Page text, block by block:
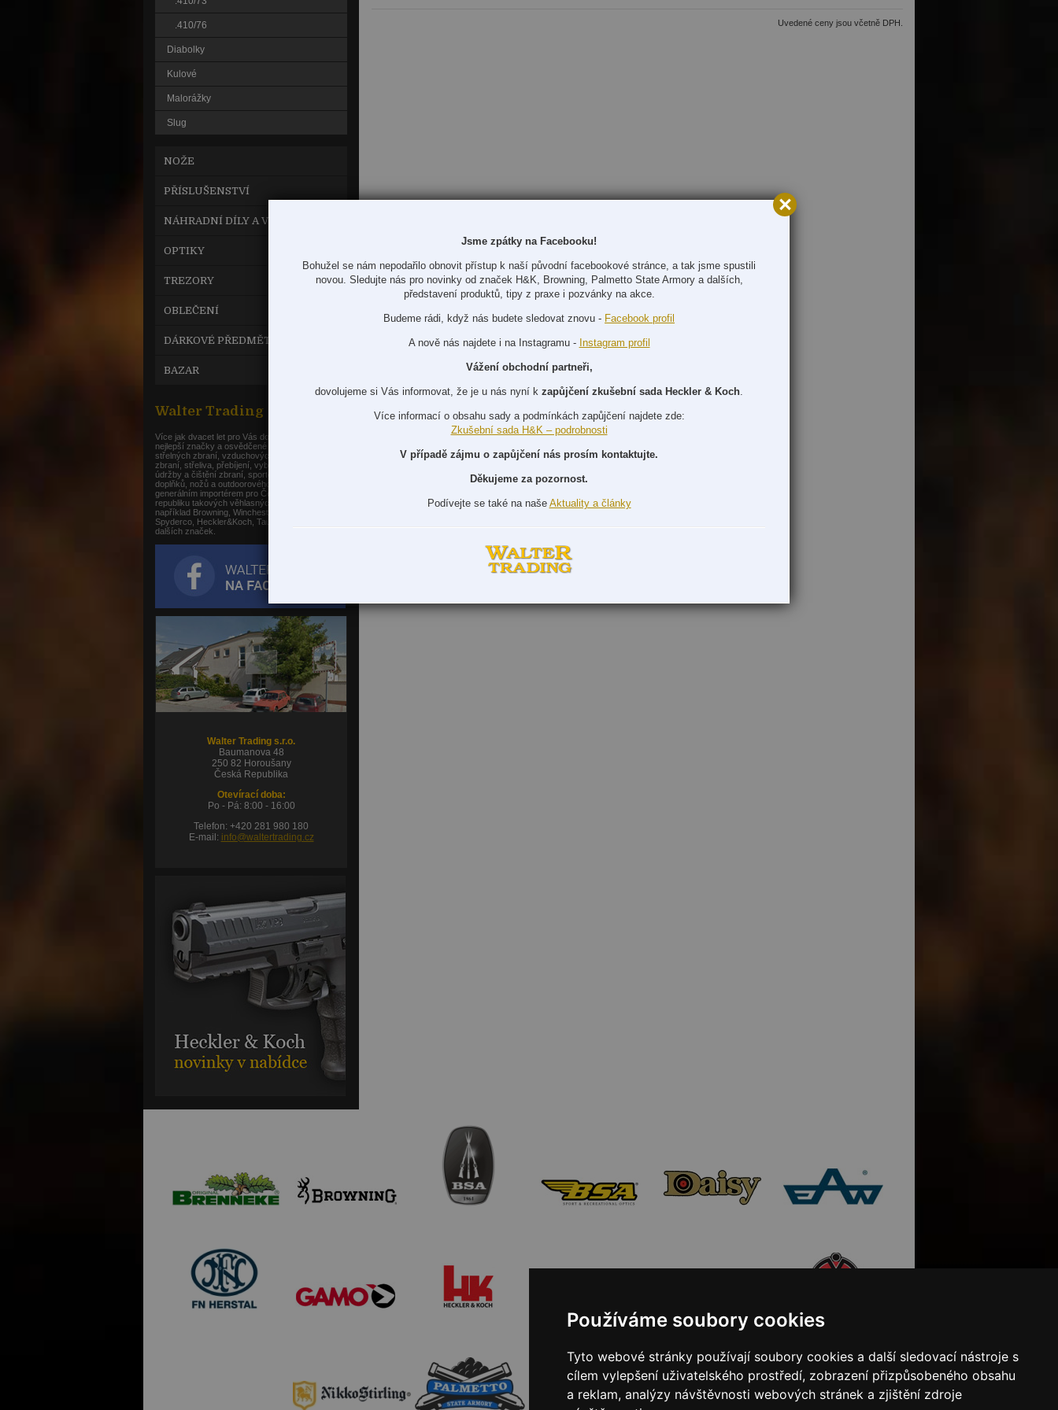
Používáme soubory cookies
Tyto webové stránky používají soubory cookies a další sledovací nástroje s
cílem vylepšení uživatelského prostředí, zobrazení přizpůsobeného obsahu
a reklam, analýzy návštěvnosti webových stránek a zjištění zdroje
Uvedené ceny jsou včetně DPH.
.410/76
Diabolky
Kulové
Malorážky
Slug
NOŽE
PŘÍSLUŠENSTVÍ
NÁHRADNÍ DÍLY A VYLEPŠENÍ
OPTIKY
TREZORY
OBLEČENÍ
DÁRKOVÉ PŘEDMĚTY
BAZAR
Walter Trading
Více jak dvacet let pro Vás dovážíme jen ty
nejlepší značky a osvědčené produkty z oblasti
střelných zbraní, vzduchových a plynových
zbraní, střeliva, přebíjení, vybavení střelnic,
údržby a čištění zbraní, sportovních a loveckých
doplňků, nožů a outdoorového vybavení. Jsme
generálním importérem pro Českou a Slovenskou
republiku takových věhlasných značek jako je
například Browning, Winchester, Gamo,
Spyderco, Heckler&Koch, Taurus, Nikko Stirling a
dalších značek.
Walter Trading s.r.o.
Baumanova 48
250 82 Horoušany
Česká Republika
Otevírací doba:
Po - Pá: 8:00 - 16:00
Telefon: +420 281 980 180
E-mail: info@waltertrading.cz
Jsme zpátky na Facebooku!
Bohužel se nám nepodařilo obnovit přístup k naší původní facebookové stránce, a tak jsme spustili
novou. Sledujte nás pro novinky od značek H&K, Browning, Palmetto State Armory a dalších,
představení produktů, tipy z praxe i pozvánky na akce.
Budeme rádi, když nás budete sledovat znovu - Facebook profil
A nově nás najdete i na Instagramu - Instagram profil
Vážení obchodní partneři,
dovolujeme si Vás informovat, že je u nás nyní k zapůjčení zkušební sada Heckler & Koch.
Více informací o obsahu sady a podmínkách zapůjčení najdete zde:
Zkušební sada H&K – podrobnosti
V případě zájmu o zapůjčení nás prosím kontaktujte.
Děkujeme za pozornost.
Podívejte se také na naše Aktuality a články